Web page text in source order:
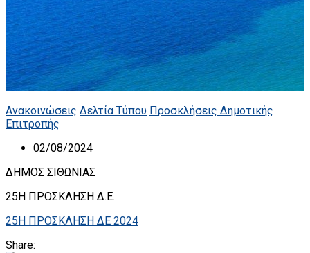
Ανακοινώσεις Δελτία Τύπου Προσκλήσεις Δημοτικής
Επιτροπής
02/08/2024
ΔΗΜΟΣ ΣΙΘΩΝΙΑΣ
25Η ΠΡΟΣΚΛΗΣΗ Δ.Ε.
25Η ΠΡΟΣΚΛΗΣΗ ΔΕ 2024
Share: